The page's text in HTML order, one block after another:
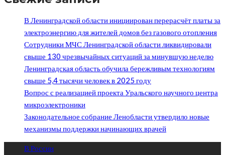
В Ленинградской области инициирован перерасчёт платы за
электроэнергию для жителей домов без газового отопления
Сотрудники МЧС Ленинградской области ликвидировали
свыше 130 чрезвычайных ситуаций за минувшую неделю
Ленинградская область обучила бережливым технологиям
свыше 5,4 тысячи человек в 2025 году
Вопрос с реализацией проекта Уральского научного центра
микроэлектроники
Законодательное собрание Ленобласти утвердило новые
механизмы поддержки начинающих врачей
В России